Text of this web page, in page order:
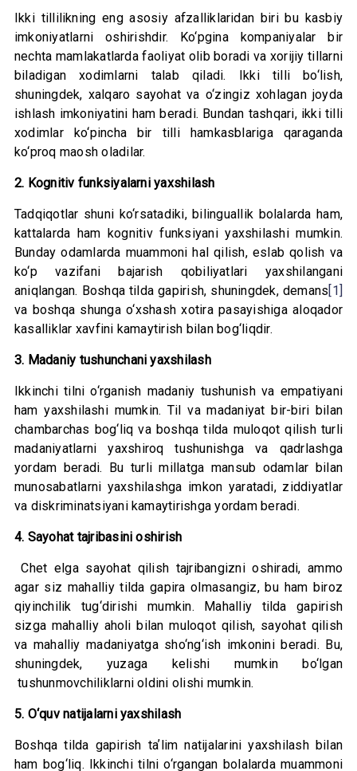
Ikki tillilikning eng asosiy afzalliklaridan biri bu kasbiy
imkoniyatlarni oshirishdir. Ko‘pgina kompaniyalar bir
nechta mamlakatlarda faoliyat olib boradi va xorijiy tillarni
biladigan xodimlarni talab qiladi. Ikki tilli bo‘lish,
shuningdek, xalqaro sayohat va o‘zingiz xohlagan joyda
ishlash imkoniyatini ham beradi. Bundan tashqari, ikki tilli
xodimlar ko‘pincha bir tilli hamkasblariga qaraganda
ko‘proq maosh oladilar.
2. Kognitiv funksiyalarni yaxshilash
Tadqiqotlar shuni ko‘rsatadiki, bilinguallik bolalarda ham,
kattalarda ham kognitiv funksiyani yaxshilashi mumkin.
Bunday odamlarda muammoni hal qilish, eslab qolish va
ko‘p vazifani bajarish qobiliyatlari yaxshilangani
aniqlangan. Boshqa tilda gapirish, shuningdek, demans[1]
va boshqa shunga o‘xshash xotira pasayishiga aloqador
kasalliklar xavfini kamaytirish bilan bog‘liqdir.
3. Madaniy tushunchani yaxshilash
Ikkinchi tilni o‘rganish madaniy tushunish va empatiyani
ham yaxshilashi mumkin. Til va madaniyat bir-biri bilan
chambarchas bog‘liq va boshqa tilda muloqot qilish turli
madaniyatlarni yaxshiroq tushunishga va qadrlashga
yordam beradi. Bu turli millatga mansub odamlar bilan
munosabatlarni yaxshilashga imkon yaratadi, ziddiyatlar
va diskriminatsiyani kamaytirishga yordam beradi.
4. Sayohat tajribasini oshirish
Chet elga sayohat qilish tajribangizni oshiradi, ammo
agar siz mahalliy tilda gapira olmasangiz, bu ham biroz
qiyinchilik tug‘dirishi mumkin. Mahalliy tilda gapirish
sizga mahalliy aholi bilan muloqot qilish, sayohat qilish
va mahalliy madaniyatga sho‘ng‘ish imkonini beradi. Bu,
shuningdek, yuzaga kelishi mumkin bo‘lgan
tushunmovchiliklarni oldini olishi mumkin.
5. O‘quv natijalarni yaxshilash
Boshqa tilda gapirish taʼlim natijalarini yaxshilash bilan
ham bog‘liq. Ikkinchi tilni o‘rgangan bolalarda muammoni